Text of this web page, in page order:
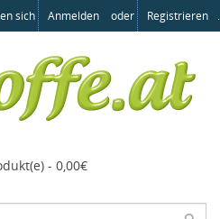
sich Anmelden oder Registrieren .
- 0,00€